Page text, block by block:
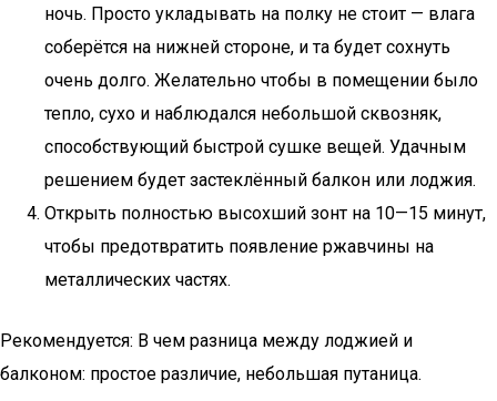
ночь. Просто укладывать на полку не стоит — влага
соберётся на нижней стороне, и та будет сохнуть
очень долго. Желательно чтобы в помещении было
тепло, сухо и наблюдался небольшой сквозняк,
способствующий быстрой сушке вещей. Удачным
решением будет застеклённый балкон или лоджия.
Открыть полностью высохший зонт на 10—15 минут,
чтобы предотвратить появление ржавчины на
металлических частях.
Рекомендуется: В чем разница между лоджией и
балконом: простое различие, небольшая путаница.